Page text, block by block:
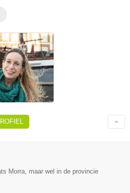
Morra, maar wel in de provincie